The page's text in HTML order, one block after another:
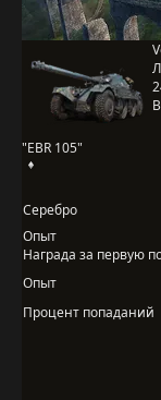
"EBR 105"
Серебро
Опыт
Награда за первую
Опыт
Процент попаданий